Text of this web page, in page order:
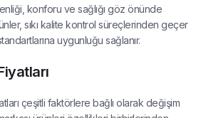
konforu ve sağlığı göz önünde
sıkı kalite kontrol süreçlerinden geçer
uygunluğu sağlanır.
çeşitli faktörlere bağlı olarak değişim